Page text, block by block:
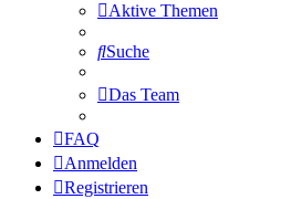
Aktive Themen
Suche
Das Team
FAQ
Anmelden
Registrieren